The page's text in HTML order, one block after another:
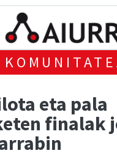
eta pala
finalak